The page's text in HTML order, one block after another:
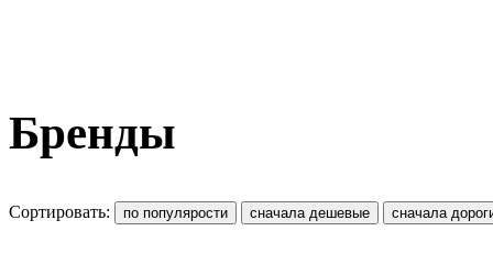
Бренды
Сортировать: